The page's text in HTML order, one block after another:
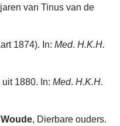
van Tinus van de
1874). In: Med. H.K.H.
1880. In: Med. H.K.H.
, Dierbare ouders.